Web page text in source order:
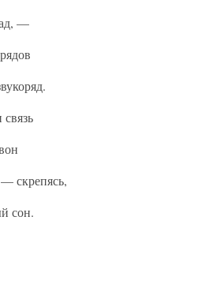
—
скрепясь,
сон.